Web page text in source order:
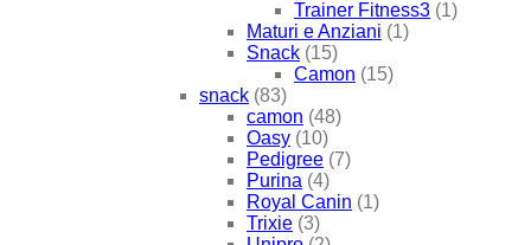
Trainer Fitness3 (1)
Maturi e Anziani (1)
Snack (15)
Camon (15)
snack (83)
camon (48)
Oasy (10)
Pedigree (7)
Purina (4)
Royal Canin (1)
Trixie (3)